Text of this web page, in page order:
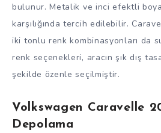
bulunur. Metalik ve inci efektli
karşılığında tercih edilebilir.
iki tonlu renk kombinasyonları da
renk seçenekleri, aracın şık dış
şekilde özenle seçilmiştir.
Volkswagen Caravelle
Depolama